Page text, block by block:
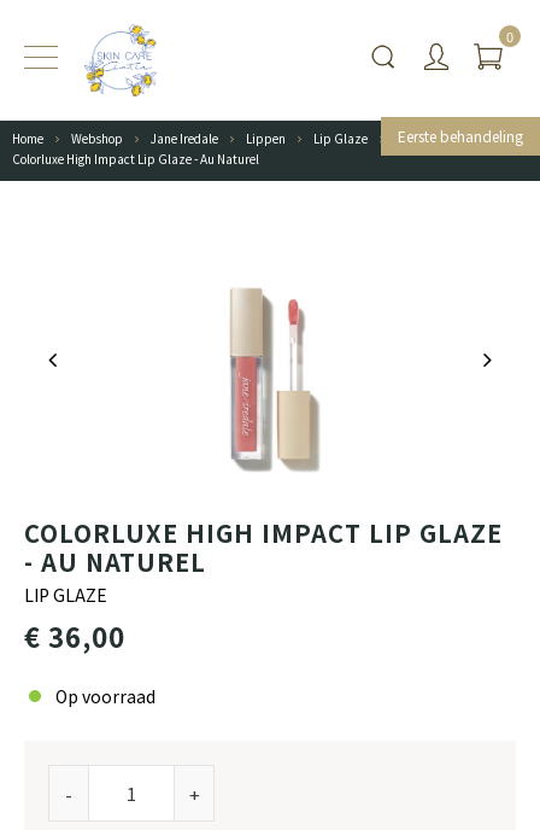
Eerste behandeling
0
Home Webshop Jane Iredale Lippen
Lip Glaze
Colorluxe High Impact Lip Glaze - Au Naturel
COLORLUXE HIGH IMPACT LIP GLAZE
- AU NATUREL
LIP GLAZE
€ 36,00
Op voorraad
- +